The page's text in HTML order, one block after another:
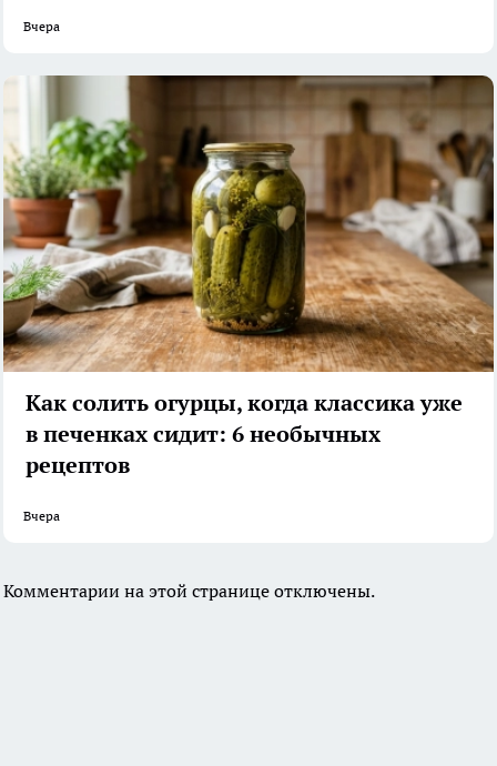
Вчера
Как солить огурцы, когда классика уже
в печенках сидит: 6 необычных
рецептов
Вчера
Комментарии на этой странице отключены.